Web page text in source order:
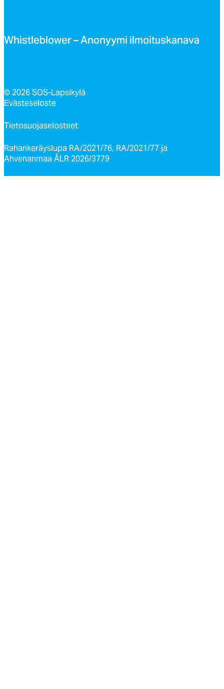
Whist­leb­lo­wer – Ano­nyy­mi il­moi­tus­ka­na­va
© 2026 SOS-Lapsikylä
Evästeseloste
Tietosuojaselosteet
Rahankeräyslupa RA/2021/76, RA/2021/77 ja
Ahvenanmaa ÅLR 2026/3779